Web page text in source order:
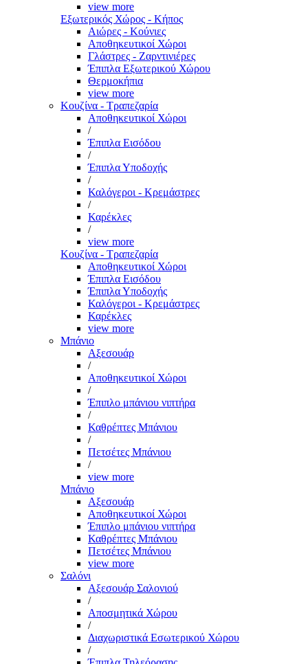
view more
Εξωτερικός Χώρος - Κήπος
Αιώρες - Κούνιες
Αποθηκευτικοί Χώροι
Γλάστρες - Ζαρντινιέρες
Έπιπλα Εξωτερικού Χώρου
Θερμοκήπια
view more
Κουζίνα - Τραπεζαρία
Αποθηκευτικοί Χώροι
/
Έπιπλα Εισόδου
/
Έπιπλα Υποδοχής
/
Καλόγεροι - Κρεμάστρες
/
Καρέκλες
/
view more
Κουζίνα - Τραπεζαρία
Αποθηκευτικοί Χώροι
Έπιπλα Εισόδου
Έπιπλα Υποδοχής
Καλόγεροι - Κρεμάστρες
Καρέκλες
view more
Μπάνιο
Αξεσουάρ
/
Αποθηκευτικοί Χώροι
/
Έπιπλο μπάνιου νιπτήρα
/
Καθρέπτες Μπάνιου
/
Πετσέτες Μπάνιου
/
view more
Μπάνιο
Αξεσουάρ
Αποθηκευτικοί Χώροι
Έπιπλο μπάνιου νιπτήρα
Καθρέπτες Μπάνιου
Πετσέτες Μπάνιου
view more
Σαλόνι
Αξεσουάρ Σαλονιού
/
Αποσμητικά Χώρου
/
Διαχωριστικά Εσωτερικού Χώρου
/